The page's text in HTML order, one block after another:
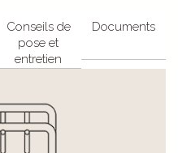
Conseils de
pose et
entretien
Documents